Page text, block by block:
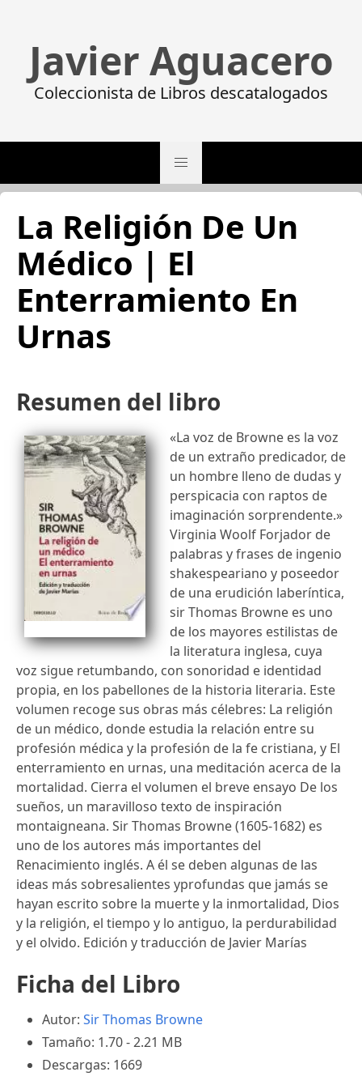
Javier Aguacero
Coleccionista de Libros descatalogados
La Religión De Un
Médico | El
Enterramiento En
Urnas
Resumen del libro
«La voz de Browne es la voz
de un extraño predicador, de
un hombre lleno de dudas y
perspicacia con raptos de
imaginación sorprendente.»
Virginia Woolf Forjador de
palabras y frases de ingenio
shakespeariano y poseedor
de una erudición laberíntica,
sir Thomas Browne es uno
de los mayores estilistas de
la literatura inglesa, cuya
voz sigue retumbando, con sonoridad e identidad
propia, en los pabellones de la historia literaria. Este
volumen recoge sus obras más célebres: La religión
de un médico, donde estudia la relación entre su
profesión médica y la profesión de la fe cristiana, y El
enterramiento en urnas, una meditación acerca de la
mortalidad. Cierra el volumen el breve ensayo De los
sueños, un maravilloso texto de inspiración
montaigneana. Sir Thomas Browne (1605-1682) es
uno de los autores más importantes del
Renacimiento inglés. A él se deben algunas de las
ideas más sobresalientes yprofundas que jamás se
hayan escrito sobre la muerte y la inmortalidad, Dios
y la religión, el tiempo y lo antiguo, la perdurabilidad
y el olvido. Edición y traducción de Javier Marías
Ficha del Libro
Autor: Sir Thomas Browne
Tamaño: 1.70 - 2.21 MB
Descargas: 1669